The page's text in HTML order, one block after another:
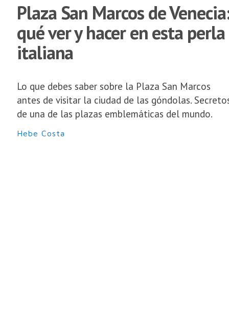
Plaza San Marcos de
qué ver y hacer en esta perla
italiana
Lo que debes saber sobre la Plaza San Marcos
antes de visitar la ciudad de las góndolas.
de una de las plazas emblemáticas del mundo.
Hebe Costa